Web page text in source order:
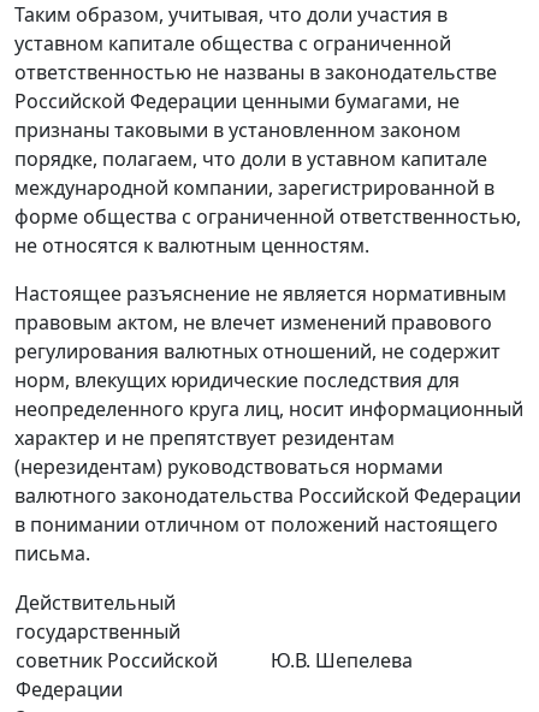
Таким образом, учитывая, что доли участия в
уставном капитале общества с ограниченной
ответственностью не названы в законодательстве
Российской Федерации ценными бумагами, не
признаны таковыми в установленном законом
порядке, полагаем, что доли в уставном капитале
международной компании, зарегистрированной в
форме общества с ограниченной ответственностью,
не относятся к валютным ценностям.
Настоящее разъяснение не является нормативным
правовым актом, не влечет изменений правового
регулирования валютных отношений, не содержит
норм, влекущих юридические последствия для
неопределенного круга лиц, носит информационный
характер и не препятствует резидентам
(нерезидентам) руководствоваться нормами
валютного законодательства Российской Федерации
в понимании отличном от положений настоящего
письма.
Действительный
государственный
советник Российской
Федерации
Ю.В. Шепелева